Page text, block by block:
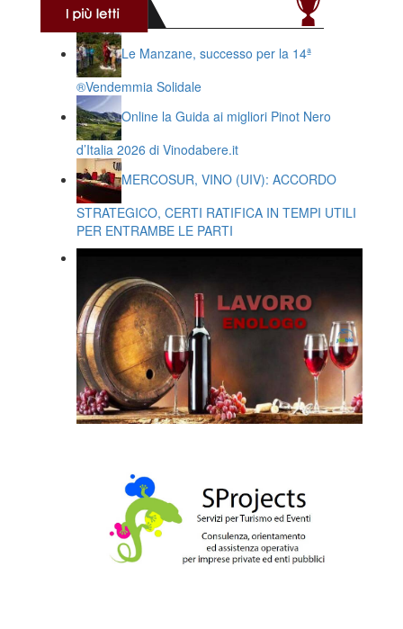
Le Manzane, successo per la 14ª
®️Vendemmia Solidale
Online la Guida ai migliori Pinot Nero
d’Italia 2026 di Vinodabere.it
MERCOSUR, VINO (UIV): ACCORDO
STRATEGICO, CERTI RATIFICA IN TEMPI UTILI
PER ENTRAMBE LE PARTI